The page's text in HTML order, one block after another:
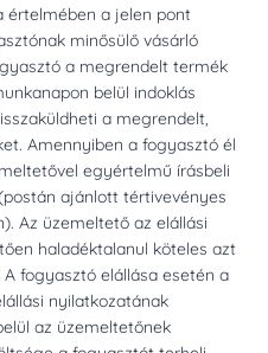
értelmében a jelen pont
minősülő vásárló
a megrendelt termék
belül indoklás
a megrendelt,
Amennyiben a fogyasztó él
egyértelmű írásbeli
ajánlott tértivevényes
Az üzemeltető az elállási
haladéktalanul köteles azt
fogyasztó elállása esetén a
nyilatkozatának
az üzemeltetőnek